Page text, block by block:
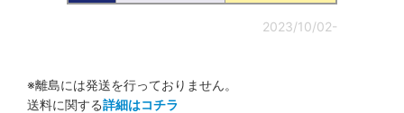
2023/10/02-
※離島には発送を行っておりません。
送料に関する詳細はコチラ